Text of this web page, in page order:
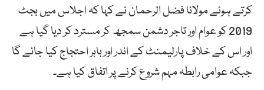
کرتے ہوئے مولانا فضل الرحمان نے کہا کہ اجلاس میں بجٹ
2019 کو عوام اور تاجر دشمن سمجھ کر مسترد کر دیا گیا ہے
اور اس کے خلاف پارلیمنٹ کے اندر اور باہر احتجاج کیا جائے گا
جبکہ عوامی رابطہ مہم شروع کرنے پر اتفاق کیا ہے۔